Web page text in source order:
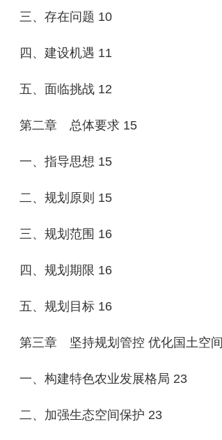
三、存在问题 10
四、建设机遇 11
五、面临挑战 12
第二章 总体要求 15
一、指导思想 15
二、规划原则 15
三、规划范围 16
四、规划期限 16
五、规划目标 16
第三章 坚持规划管控 优化国土空间
一、构建特色农业发展格局 23
二、加强生态空间保护 23